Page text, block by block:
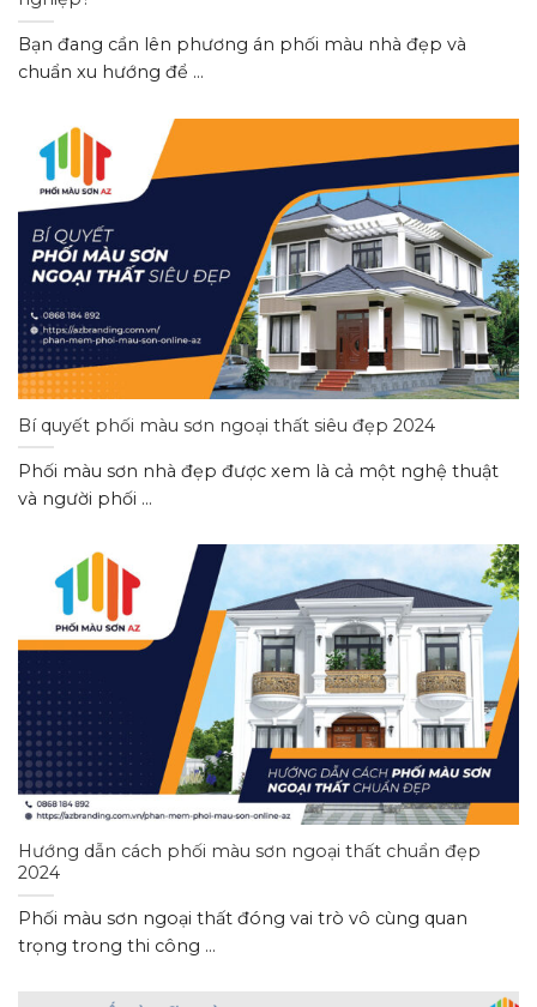
Bạn đang cần lên phương án phối màu nhà đẹp và
chuẩn xu hướng để ...
Bí quyết phối màu sơn ngoại thất siêu đẹp 2024
Phối màu sơn nhà đẹp được xem là cả một nghệ thuật
và người phối ...
Hướng dẫn cách phối màu sơn ngoại thất chuẩn đẹp
2024
Phối màu sơn ngoại thất đóng vai trò vô cùng quan
trọng trong thi công ...